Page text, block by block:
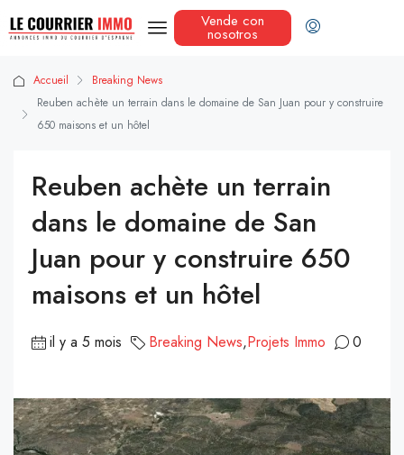
Vende con
nosotros
Accueil
Breaking News
Reuben achète un terrain dans le domaine de San Juan pour y construire
650 maisons et un hôtel
Reuben achète un terrain
dans le domaine de San
Juan pour y construire 650
maisons et un hôtel
il y a 5 mois Breaking News,Projets Immo 0